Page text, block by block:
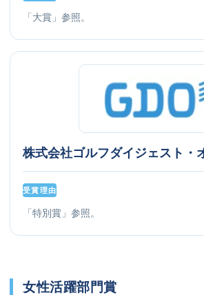
「大賞」参照。
株式会社ゴルフダイジェスト・
受賞理由
「特別賞」参照。
女性活躍部門賞